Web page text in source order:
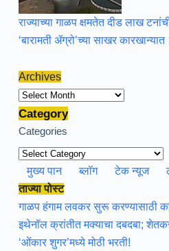
राज्याच्या गाळप क्षमतेत दीड लाख
‘बारामती ॲग्रो’च्या साखर
Archives
Archives
Category
Categories
मुख्य पान ब्लॉग टेक न्यूज
ताज्या पोस्ट
गाळप हंगाम लवकर सुरू करण्यासाठी
इथेनॉल क्रांतीत मक्याचा दबदबा;
‘ओंकार शुगर’मध्ये मोठी भरती!